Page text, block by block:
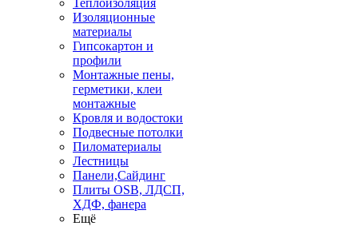
Теплоизоляция
Изоляционные
материалы
Гипсокартон и
профили
Монтажные пены,
герметики, клеи
монтажные
Кровля и водостоки
Подвесные потолки
Пиломатериалы
Лестницы
Панели,Сайдинг
Плиты OSB, ЛДСП,
ХДФ, фанера
Ещё